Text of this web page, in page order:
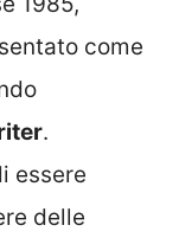
come
.
essere
delle